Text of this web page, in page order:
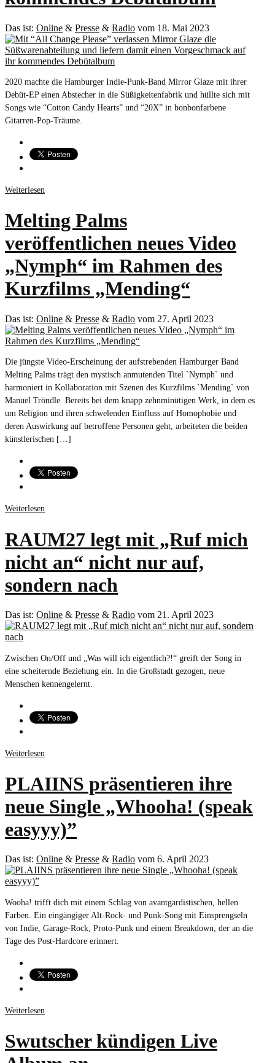
Das ist: Online & Presse & Radio vom 18. Mai 2023
2020 machte die Hamburger Indie-Punk-Band Mirror Glaze mit ihrer
Debüt-EP einen Abstecher in die Süßigkeitenfabrik und hüllte sich mit
Songs wie “Cotton Candy Hearts” und “20X” in bonbonfarbene
Gitarren-Pop-Träume.
Weiterlesen
Melting Palms
veröffentlichen neues Video
„Nymph“ im Rahmen des
Kurzfilms „Mending“
Das ist: Online & Presse & Radio vom 27. April 2023
Die jüngste Video-Erscheinung der aufstrebenden Hamburger Band
Melting Palms trägt den mystisch anmutenden Titel `Nymph` und
harmoniert in Kollaboration mit Szenen des Kurzfilms `Mending` von
Manuel Tröndle. Bereits bei dem knapp zehnminütigen Werk, in dem es
um Religion und ihren schwelenden Einfluss auf Homophobie und
deren Auswirkung auf betroffene Personen geht, arbeiteten die beiden
künstlerischen […]
Weiterlesen
RAUM27 legt mit „Ruf mich
nicht an“ nicht nur auf,
sondern nach
Das ist: Online & Presse & Radio vom 21. April 2023
Zwischen On/Off und „Was will ich eigentlich?!“ greift der Song in
eine scheiternde Beziehung ein. In die Großstadt gezogen, neue
Menschen kennengelernt.
Weiterlesen
PLAIINS präsentieren ihre
neue Single „Whooha! (speak
easyyy)”
Das ist: Online & Presse & Radio vom 6. April 2023
Wooha! trifft dich mit einem Schlag von avantgardistischen, hellen
Farben. Ein eingängiger Alt-Rock- und Punk-Song mit Einsprengseln
von Indie, Garage-Rock, Proto-Punk und einem Breakdown, der an die
Tage des Post-Hardcore erinnert.
Weiterlesen
Swutscher kündigen Live